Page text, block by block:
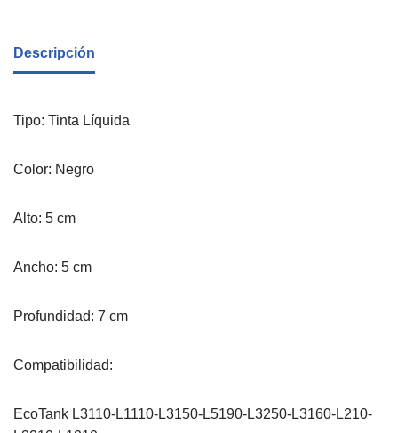
Descripción
Tipo: Tinta Líquida
Color: Negro
Alto: 5 cm
Ancho: 5 cm
Profundidad: 7 cm
Compatibilidad:
EcoTank L3110-L1110-L3150-L5190-L3250-L3160-L210-